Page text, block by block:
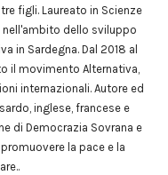
figli. Laureato in Scienze
nell'ambito dello sviluppo
in Sardegna. Dal 2018 al
il movimento Alternativa,
internazionali. Autore ed
inglese, francese e
di Democrazia Sovrana e
la pace e la